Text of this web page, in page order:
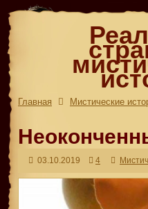
Главная Мистические
03.10.2019 4